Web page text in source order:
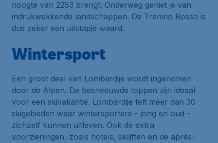
hoogte van 2253 brengt. Onderweg geniet je van
indrukwekkende landschappen. De Trenino Rosso is
dus zeker een uitstapje waard.
Wintersport
Een groot deel van Lombardije wordt ingenomen
door de Alpen. De besneeuwde toppen zijn ideaal
voor een skivakantie. Lombardije telt meer dan 30
skigebieden waar wintersporters – jong en oud -
zichzelf kunnen uitleven. Ook de extra
voorzieningen, zoals hotels, skiliften en de après-